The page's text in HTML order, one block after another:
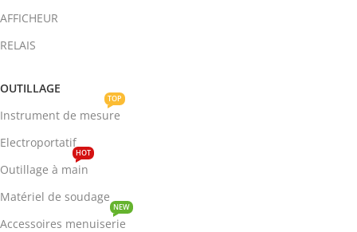
AFFICHEUR
RELAIS
OUTILLAGE
Instrument de mesure
TOP
Electroportatif
Outillage à main
HOT
Matériel de soudage
Accessoires menuiserie
NEW